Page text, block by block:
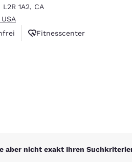
L2R 1A2, CA
Fitnesscenter
175 Bewertungen
aber nicht exakt Ihren